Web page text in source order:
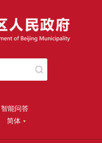
智能问答
简体